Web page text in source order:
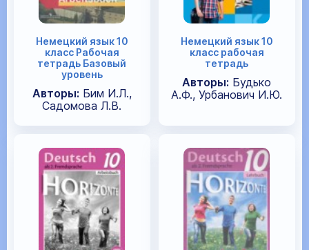
Немецкий язык 10
класс Рабочая
тетрадь Базовый
уровень
Авторы: Бим И.Л.,
Садомова Л.В.
Немецкий язык 10
класс рабочая
тетрадь
Авторы: Будько
А.Ф., Урбанович И.Ю.